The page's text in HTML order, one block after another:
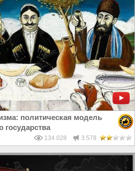
политическая модель
государства
134 028 3 578